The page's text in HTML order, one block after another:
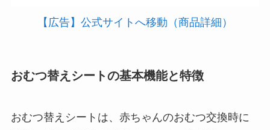
【広告】公式サイトへ移動（商品詳細）
おむつ替えシートの基本機能と特徴
おむつ替えシートは、赤ちゃんのおむつ交換時に